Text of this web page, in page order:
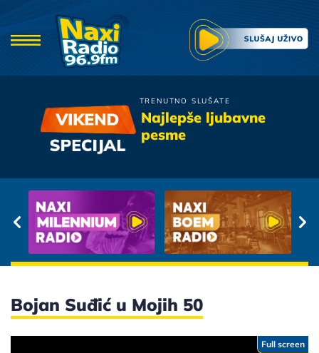
TRENUTNO SLUŠATE
Najlepše ljubavne
pesme
Zana
Ozenices Se Ti
Bojan Suđić u Mojih 50
Full screen